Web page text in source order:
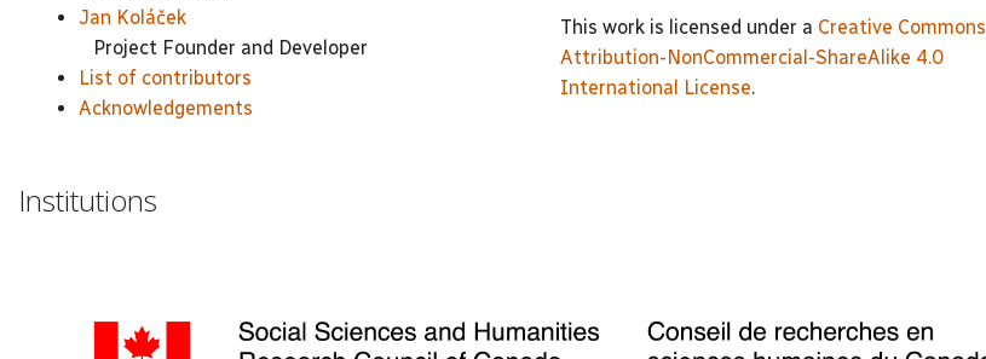
Jan Koláček
Project Founder and Developer
List of contributors
Acknowledgements
This work is licensed under a Creative Commons
Attribution-NonCommercial-ShareAlike 4.0
International License.
Institutions